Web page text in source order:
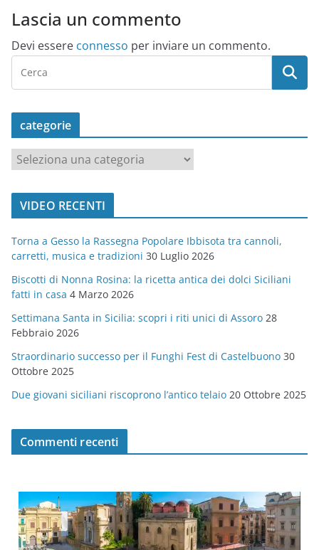
Lascia un commento
Devi essere connesso per inviare un commento.
categorie
t
o
r
i
e
VIDEO RECENTI
Torna a Gesso la Rassegna Popolare Ibbisota tra cannoli,
carretti, musica e tradizioni 30 Luglio 2026
Biscotti di Nonna Rosina: la ricetta antica dei dolci Siciliani
fatti in casa 4 Marzo 2026
Settimana Santa in Sicilia: scopri i riti unici di Assoro 28
Febbraio 2026
Straordinario successo per il Funghi Fest di Castelbuono 30
Ottobre 2025
Due giovani siciliani riscoprono l’antico telaio 20 Ottobre 2025
Commenti recenti